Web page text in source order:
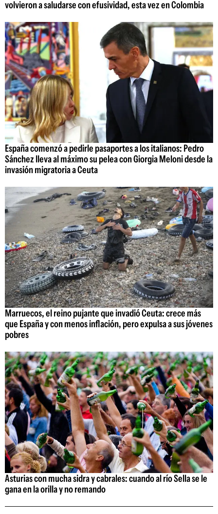
volvieron a saludarse con efusividad, esta vez en Colombia
España comenzó a pedirle pasaportes a los italianos: Pedro
Sánchez lleva al máximo su pelea con Giorgia Meloni desde la
invasión migratoria a Ceuta
Marruecos, el reino pujante que invadió Ceuta: crece más
que España y con menos inflación, pero expulsa a sus jóvenes
pobres
Asturias con mucha sidra y cabrales: cuando al río Sella se le
gana en la orilla y no remando